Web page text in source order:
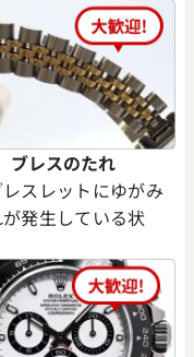
ブレスのたれ
スレットにゆがみ
発生している状